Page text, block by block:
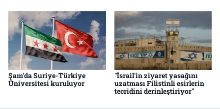
Şam'da Suriye-Türkiye
Üniversitesi kuruluyor
"İsrail'in ziyaret yasağını
uzatması Filistinli esirlerin
tecridini derinleştiriyor"